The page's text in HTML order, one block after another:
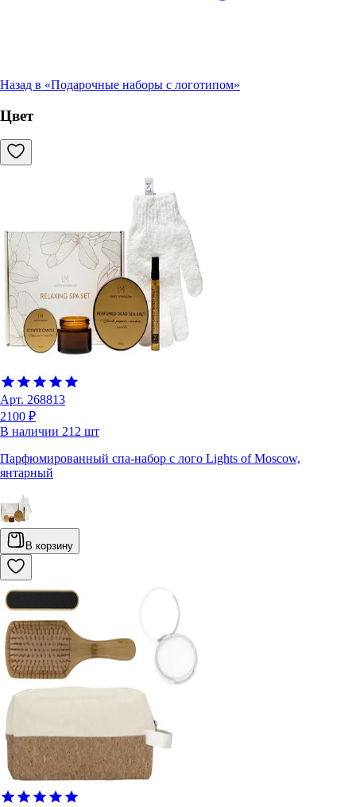
Назад в «Подарочные наборы с логотипом»
Цвет
Арт. 268813
2100 ₽
В наличии 212 шт
Парфюмированный спа-набор с лого Lights of Moscow,
янтарный
В корзину